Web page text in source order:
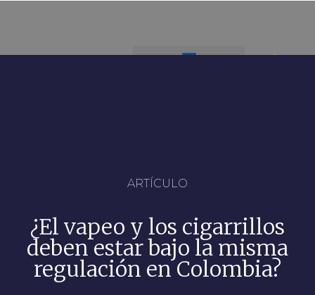
ARTÍCULO
¿El vapeo y los cigarrillos
deben estar bajo la misma
regulación en Colombia?